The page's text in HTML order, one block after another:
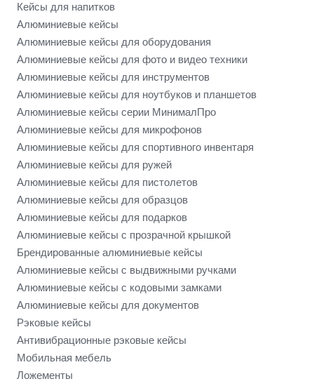
Кейсы для напитков
Алюминиевые кейсы
Алюминиевые кейсы для оборудования
Алюминиевые кейсы для фото и видео техники
Алюминиевые кейсы для инструментов
Алюминиевые кейсы для ноутбуков и планшетов
Алюминиевые кейсы серии МинималПро
Алюминиевые кейсы для микрофонов
Алюминиевые кейсы для спортивного инвентаря
Алюминиевые кейсы для ружей
Алюминиевые кейсы для пистолетов
Алюминиевые кейсы для образцов
Алюминиевые кейсы для подарков
Алюминиевые кейсы с прозрачной крышкой
Брендированные алюминиевые кейсы
Алюминиевые кейсы с выдвижными ручками
Алюминиевые кейсы с кодовыми замками
Алюминиевые кейсы для документов
Рэковые кейсы
Антивибрационные рэковые кейсы
Мобильная мебель
Ложементы